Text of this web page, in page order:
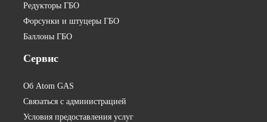
Редукторы ГБО
Форсунки и штуцеры ГБО
Баллоны ГБО
Сервис
Об Atom GAS
Связаться с администрацией
Условия предоставления услуг